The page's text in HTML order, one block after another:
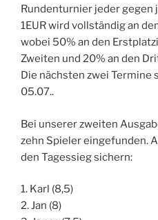
Rundenturnier jeder gegen
1EUR wird vollständig an
wobei 50% an den
Zweiten und 20% an den
Die nächsten zwei Termine
05.07..
Bei unserer zweiten
zehn Spieler eingefunden.
den Tagessieg sichern:
1. Karl (8,5)
2. Jan (8)